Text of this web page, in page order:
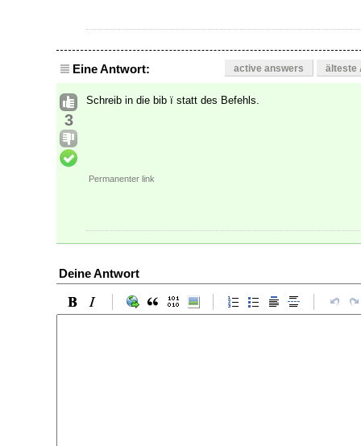
Eine Antwort: active answers älteste
3
Schreib in die bib ï statt des Befehls.
Permanenter link
Deine Antwort